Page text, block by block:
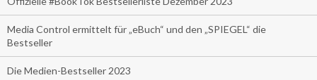
Media Control ermittelt für „eBuch“ und den „SPIEGEL“ die
Bestseller
Die Medien-Bestseller 2023